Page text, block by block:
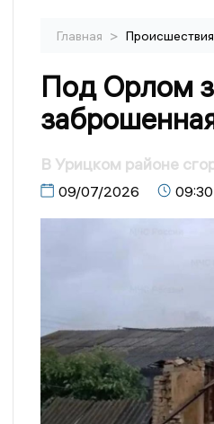
Главная > Происшествия
Под Орлом
В Урицком районе
09/07/2026 09:30